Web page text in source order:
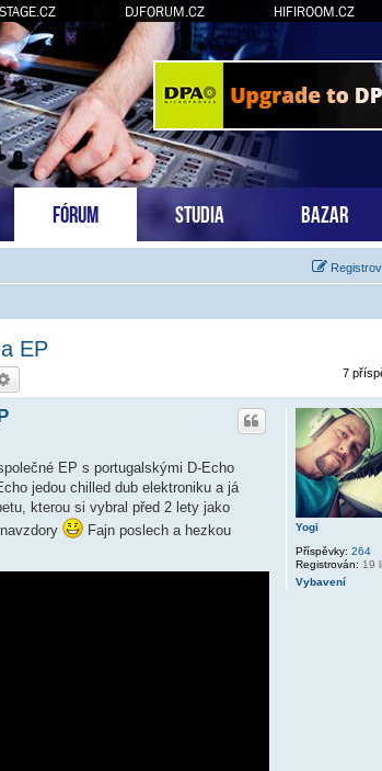
DJFORUM.CZ HIFIROOM.CZ
FÓRUM STUDIA BAZAR
EP
7
Yogi
Příspěvky: 264
Registrován: 19
Vybavení
EP s portugalskými D-Echo
jedou chilled dub elektroniku a já
kterou si vybral před 2 lety jako
Fajn poslech a hezkou